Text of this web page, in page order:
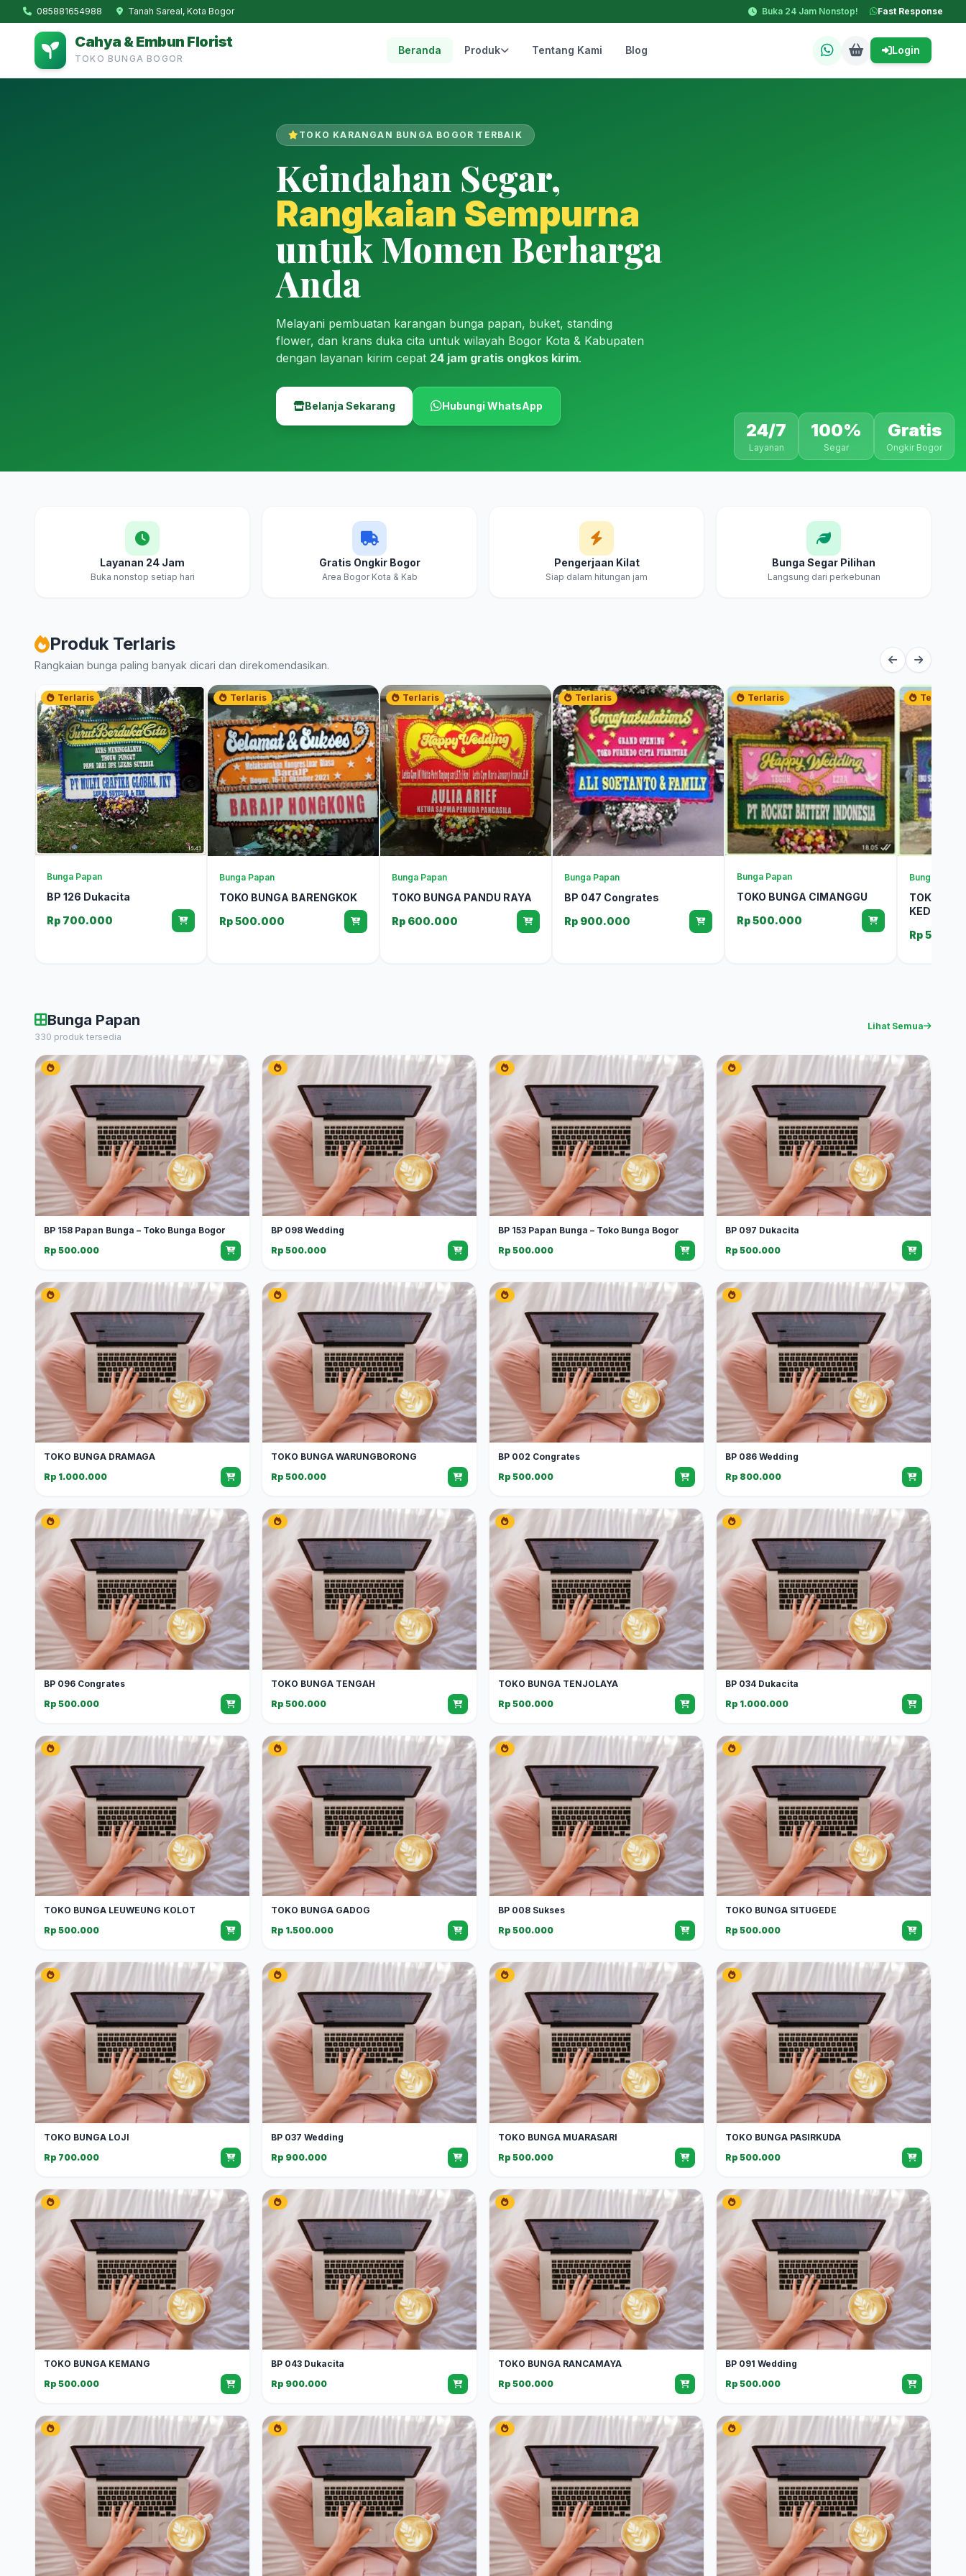
085881654988 Tanah Sareal, Kota Bogor Buka 24 Jam Nonstop! Fast Response
Cahya & Embun Florist
TOKO BUNGA BOGOR
Beranda Produk Tentang Kami Blog Login
TOKO KARANGAN BUNGA BOGOR TERBAIK
Keindahan Segar,
Rangkaian Sempurna
untuk Momen Berharga
Anda
Melayani pembuatan karangan bunga papan, buket, standing
flower, dan krans duka cita untuk wilayah Bogor Kota & Kabupaten
dengan layanan kirim cepat 24 jam gratis ongkos kirim.
Belanja Sekarang Hubungi WhatsApp
24/7
Layanan
100%
Segar
Gratis
Ongkir Bogor
Layanan 24 Jam
Buka nonstop setiap hari
Gratis Ongkir Bogor
Area Bogor Kota & Kab
Pengerjaan Kilat
Siap dalam hitungan jam
Bunga Segar Pilihan
Langsung dari perkebunan
Produk Terlaris
Rangkaian bunga paling banyak dicari dan direkomendasikan.
Terlaris
Bunga Papan
BP 126 Dukacita
Rp 700.000
Terlaris
Bunga Papan
TOKO BUNGA BARENGKOK
Rp 500.000
Terlaris
Bunga Papan
TOKO BUNGA PANDU RAYA
Rp 600.000
Terlaris
Bunga Papan
BP 047 Congrates
Rp 900.000
Terlaris
Bunga Papan
TOKO BUNGA CIMANGGU
Rp 500.000
Terlaris
Bunga Papan
TOKO
Rp
Bunga Papan
330 produk tersedia
Lihat Semua
BP 158 Papan Bunga – Toko Bunga Bogor
Rp 500.000
BP 098 Wedding
Rp 500.000
BP 153 Papan Bunga – Toko Bunga Bogor
Rp 500.000
BP 097 Dukacita
Rp 500.000
TOKO BUNGA DRAMAGA
Rp 1.000.000
TOKO BUNGA WARUNGBORONG
Rp 500.000
BP 002 Congrates
Rp 500.000
BP 086 Wedding
Rp 800.000
BP 096 Congrates
Rp 500.000
TOKO BUNGA TENGAH
Rp 500.000
TOKO BUNGA TENJOLAYA
Rp 500.000
BP 034 Dukacita
Rp 1.000.000
TOKO BUNGA LEUWEUNG KOLOT
Rp 500.000
TOKO BUNGA GADOG
Rp 1.500.000
BP 008 Sukses
Rp 500.000
TOKO BUNGA SITUGEDE
Rp 500.000
TOKO BUNGA LOJI
Rp 700.000
BP 037 Wedding
Rp 900.000
TOKO BUNGA MUARASARI
Rp 500.000
TOKO BUNGA PASIRKUDA
Rp 500.000
TOKO BUNGA KEMANG
Rp 500.000
BP 043 Dukacita
Rp 900.000
TOKO BUNGA RANCAMAYA
Rp 500.000
BP 091 Wedding
Rp 500.000